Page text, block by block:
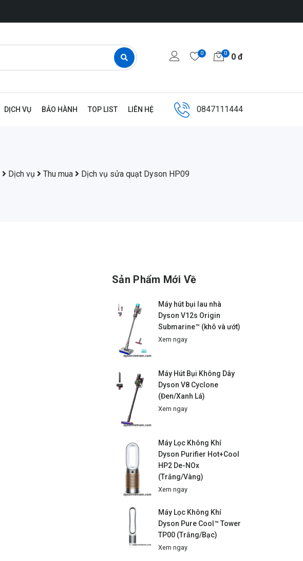
0 0 0 đ
DỊCH VỤ BẢO HÀNH TOP LIST LIÊN HỆ 0847111444
Dịch vụ Thu mua Dịch vụ sửa quạt Dyson HP09
Sản Phẩm Mới Về
Máy hút bụi lau nhà
Dyson V12s Origin
Submarine™ (khô và ướt)
Xem ngay
Máy Hút Bụi Không Dây
Dyson V8 Cyclone
(Đen/Xanh Lá)
Xem ngay
Máy Lọc Không Khí
Dyson Purifier Hot+Cool
HP2 De-NOx
(Trắng/Vàng)
Xem ngay
Máy Lọc Không Khí
Dyson Pure Cool™ Tower
TP00 (Trắng/Bạc)
Xem ngay